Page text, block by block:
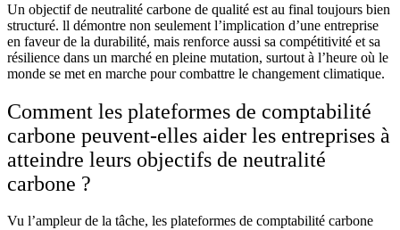
Un objectif de neutralité carbone de qualité est au final toujours bien
structuré. ll démontre non seulement l’implication d’une entreprise
en faveur de la durabilité, mais renforce aussi sa compétitivité et sa
résilience dans un marché en pleine mutation, surtout à l’heure où le
monde se met en marche pour combattre le changement climatique.
Comment les plateformes de comptabilité
carbone peuvent-elles aider les entreprises à
atteindre leurs objectifs de neutralité
carbone ?
Vu l’ampleur de la tâche, les plateformes de comptabilité carbone